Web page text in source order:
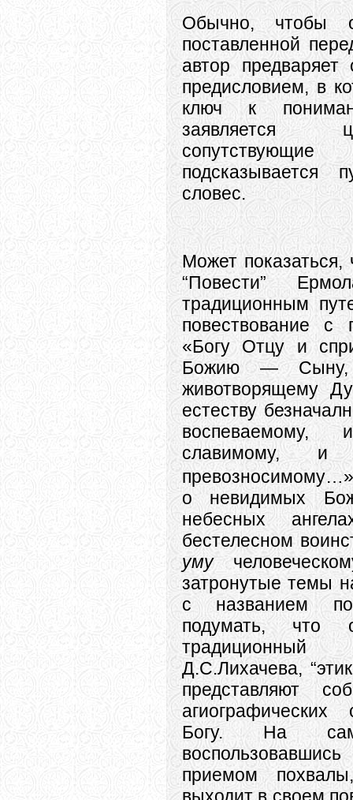
Обычно, чтобы
поставленной
автор предваряет
предисловием, в
ключ к
заявляется
подсказывается
словес.
Может показаться,
“Повести”
традиционным
повествование
«Богу Отцу и
Божию — Сыну,
животворящему
естеству
славимому, и
превозносимому…»
о невидимых
небесных
бестелесном
уму
затронутые темы
с названием
подумать, что
Д.С.Лихачева,
представляют
агиографических
Богу. На
приемом